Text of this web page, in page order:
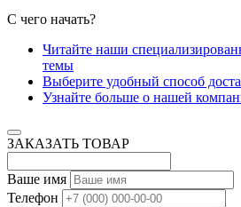
С чего начать?
Читайте наши
темы
Выберите удобный способ
Узнайте больше о нашей
ЗАКАЗАТЬ ТОВАР
Ваше имя
Телефон